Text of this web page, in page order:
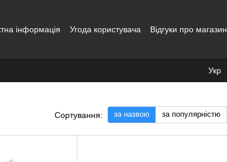
інформація Угода користувача
Відгуки про магазин
Укр
Сортування: за назвою за популярністю